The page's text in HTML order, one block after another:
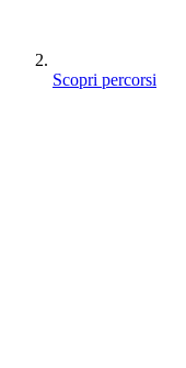
Scopri percorsi